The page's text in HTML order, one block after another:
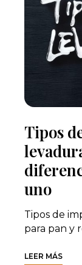
Tipos
uno
Tipos de
para pan y
LEER MÁS